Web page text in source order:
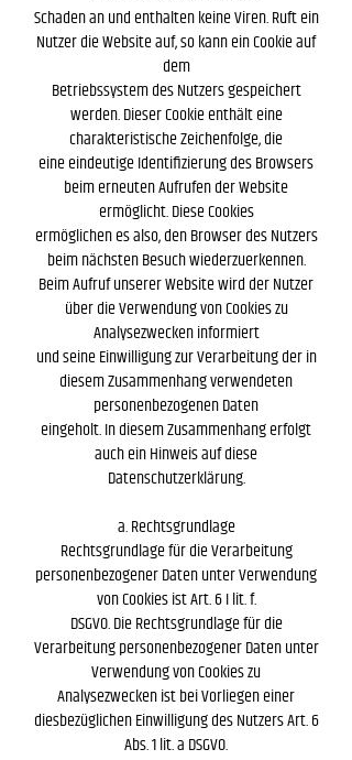
Schaden an und enthalten keine Viren. Ruft ein
Nutzer die Website auf, so kann ein Cookie auf
dem
Betriebssystem des Nutzers gespeichert
werden. Dieser Cookie enthält eine
charakteristische Zeichenfolge, die
eine eindeutige Identifizierung des Browsers
beim erneuten Aufrufen der Website
ermöglicht. Diese Cookies
ermöglichen es also, den Browser des Nutzers
beim nächsten Besuch wiederzuerkennen.
Beim Aufruf unserer Website wird der Nutzer
über die Verwendung von Cookies zu
Analysezwecken informiert
und seine Einwilligung zur Verarbeitung der in
diesem Zusammenhang verwendeten
personenbezogenen Daten
eingeholt. In diesem Zusammenhang erfolgt
auch ein Hinweis auf diese
Datenschutzerklärung.
a. Rechtsgrundlage
Rechtsgrundlage für die Verarbeitung
personenbezogener Daten unter Verwendung
von Cookies ist Art. 6 I lit. f.
DSGVO. Die Rechtsgrundlage für die
Verarbeitung personenbezogener Daten unter
Verwendung von Cookies zu
Analysezwecken ist bei Vorliegen einer
diesbezüglichen Einwilligung des Nutzers Art. 6
Abs. 1 lit. a DSGVO.